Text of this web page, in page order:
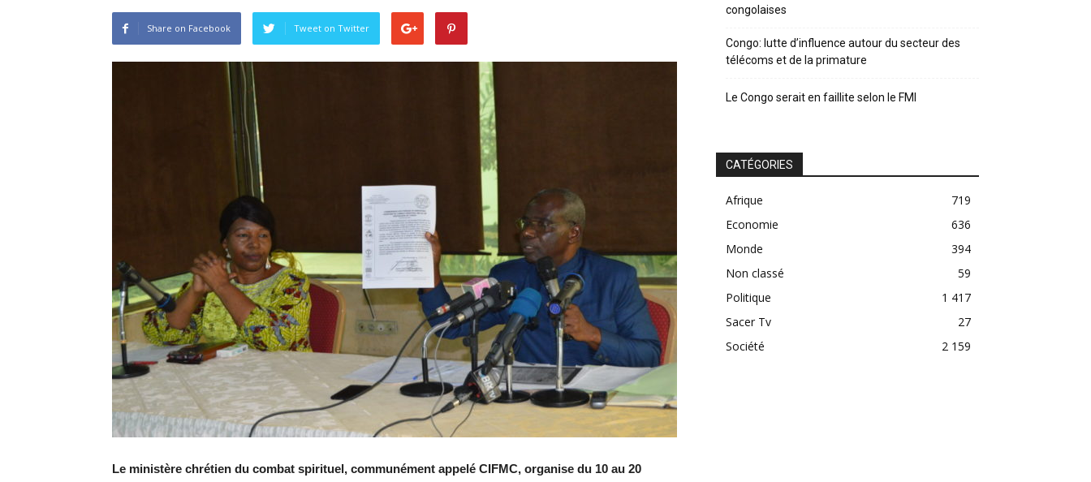
Share on Facebook Tweet on Twitter
Le ministère chrétien du combat spirituel, communément appelé CIFMC, organise du 10 au 20
congolaises
Congo: lutte d’influence autour du secteur des
télécoms et de la primature
Le Congo serait en faillite selon le FMI
CATÉGORIES
Afrique
719
Economie
636
Monde
394
Non classé
59
Politique
1 417
Sacer Tv
27
Société
2 159